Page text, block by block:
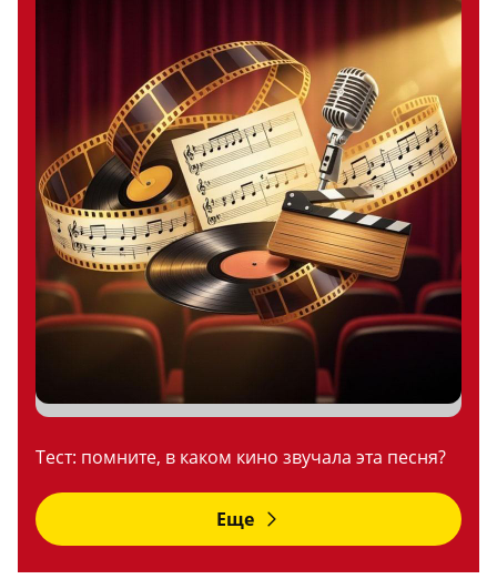
Тест: помните, в каком кино звучала эта песня?
Еще